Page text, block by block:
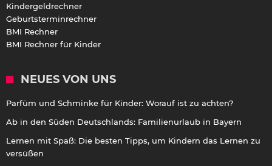
Kindergeldrechner
Geburtsterminrechner
BMI Rechner
BMI Rechner für Kinder
NEUES VON UNS
Parfüm und Schminke für Kinder: Worauf ist zu achten?
Ab in den Süden Deutschlands: Familienurlaub in Bayern
Lernen mit Spaß: Die besten Tipps, um Kindern das Lernen zu
versüßen